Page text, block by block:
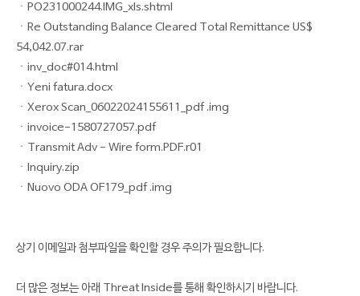
ㆍPO231000244.IMG_xls.shtml
ㆍRe Outstanding Balance Cleared Total Remittance US$
54,042.07.rar
ㆍinv_doc#014.html
ㆍYeni fatura.docx
ㆍXerox Scan_06022024155611_pdf .img
ㆍinvoice-1580727057.pdf
ㆍTransmit Adv - Wire form.PDF.r01
ㆍInquiry.zip
ㆍNuovo ODA OF179_pdf .img
상기 이메일과 첨부파일을 확인할 경우 주의가 필요합니다.
더 많은 정보는 아래 Threat Inside를 통해 확인하시기 바랍니다.